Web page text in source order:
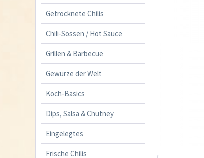
Getrocknete Chilis
Chili-Sossen / Hot Sauce
Grillen & Barbecue
Gewürze der Welt
Koch-Basics
Dips, Salsa & Chutney
Eingelegtes
Frische Chilis